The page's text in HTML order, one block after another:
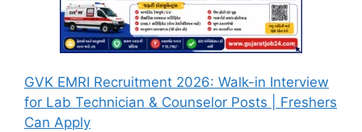
GVK EMRI Recruitment 2026: Walk-in Interview
for Lab Technician & Counselor Posts | Freshers
Can Apply